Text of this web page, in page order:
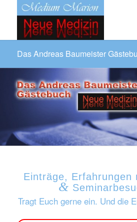
Das Andreas Baumeister
Einträge, Erfahrungen
&
Tragt Euch gerne ein. Und die